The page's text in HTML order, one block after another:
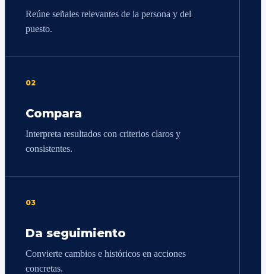
Reúne señales relevantes de la persona y del
puesto.
02
Compara
Interpreta resultados con criterios claros y
consistentes.
03
Da seguimiento
Convierte cambios e históricos en acciones
concretas.